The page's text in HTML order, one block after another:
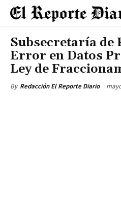
Subsecretaría de
Error en Datos
Ley de
By Redacción El Reporte Diario